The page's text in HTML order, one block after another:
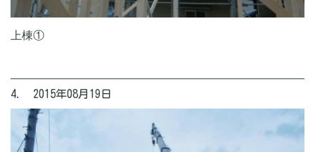
上棟①
4. 2015年08月19日